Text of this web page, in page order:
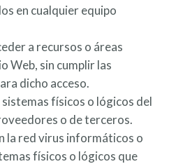
en cualquier equipo
a recursos o áreas
Web, sin cumplir las
dicho acceso.
físicos o lógicos del
o de terceros.
la red virus informáticos o
físicos o lógicos que